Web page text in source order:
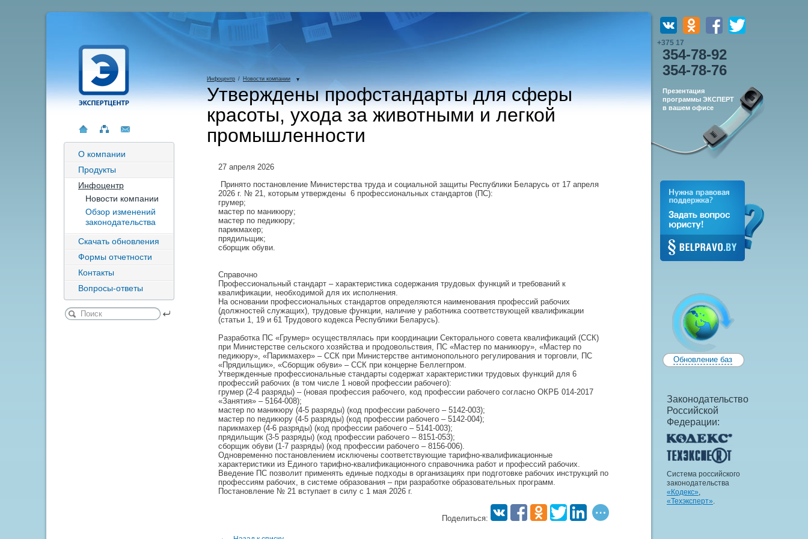
+375 17
354-78-92
354-78-76
Презентация
программы ЭКСПЕРТ
в вашем офисе
Обновление баз
Законодательство
Российской
Федерации:
Система российского
законодательства
«Кодекс»,
«Техэксперт».
О компании
Продукты
Инфоцентр
Новости компании
Обзор изменений
законодательства
Скачать обновления
Формы отчетности
Контакты
Вопросы-ответы
Инфоцентр / Новости компании
Утверждены профстандарты для сферы
красоты, ухода за животными и легкой
промышленности
27 апреля 2026
Принято постановление Министерства труда и социальной защиты Республики Беларусь от 17 апреля
2026 г. № 21, которым утверждены 6 профессиональных стандартов (ПС):
грумер;
мастер по маникюру;
мастер по педикюру;
парикмахер;
прядильщик;
сборщик обуви.
Справочно
Профессиональный стандарт – характеристика содержания трудовых функций и требований к
квалификации, необходимой для их исполнения.
На основании профессиональных стандартов определяются наименования профессий рабочих
(должностей служащих), трудовые функции, наличие у работника соответствующей квалификации
(статьи 1, 19 и 61 Трудового кодекса Республики Беларусь).
Разработка ПС «Грумер» осуществлялась при координации Секторального совета квалификаций (ССК)
при Министерстве сельского хозяйства и продовольствия, ПС «Мастер по маникюру», «Мастер по
педикюру», «Парикмахер» – ССК при Министерстве антимонопольного регулирования и торговли, ПС
«Прядильщик», «Сборщик обуви» – ССК при концерне Беллегпром.
Утвержденные профессиональные стандарты содержат характеристики трудовых функций для 6
профессий рабочих (в том числе 1 новой профессии рабочего):
грумер (2-4 разряды) – (новая профессия рабочего, код профессии рабочего согласно ОКРБ 014-2017
«Занятия» – 5164-008);
мастер по маникюру (4-5 разряды) (код профессии рабочего – 5142-003);
мастер по педикюру (4-5 разряды) (код профессии рабочего – 5142-004);
парикмахер (4-6 разряды) (код профессии рабочего – 5141-003);
прядильщик (3-5 разряды) (код профессии рабочего – 8151-053);
сборщик обуви (1-7 разряды) (код профессии рабочего – 8156-006).
Одновременно постановлением исключены соответствующие тарифно-квалификационные
характеристики из Единого тарифно-квалификационного справочника работ и профессий рабочих.
Введение ПС позволит применять единые подходы в организациях при подготовке рабочих инструкций по
профессиям рабочих, в системе образования – при разработке образовательных программ.
Постановление № 21 вступает в силу с 1 мая 2026 г.
Поделиться: